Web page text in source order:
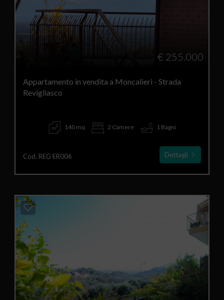
€ 255.000
Appartamento in vendita a Moncalieri - Strada
Revigliasco
140 mq 2 Camere 1 Bagni
Cod. REG ER006 Dettagli